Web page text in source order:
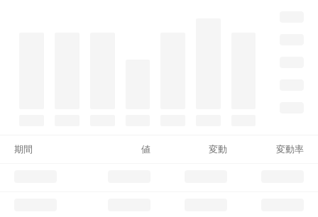
期間 値 変動 変動率